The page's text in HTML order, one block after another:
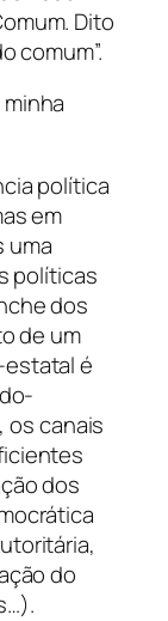
Dito
comum”.
política
em
uma
políticas
dos
de um
é
os canais
dos
do